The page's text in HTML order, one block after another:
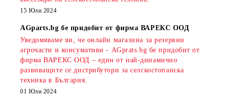
15 Юли 2024
AGparts.bg бе придобит от фирма ВАРЕКС ООД
Уведомяваме ви, че онлайн магазина за резервни
агрочасти и консумативи - AGprats.bg бе придобит от
фирма ВАРЕКС ООД – един от най-динамично
развиващите се дистрибутори за селскостопанска
техника в България.
01 Юли 2024